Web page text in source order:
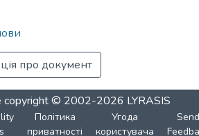
про документ
copyright © 2002-2026 LYRASIS
Політика
приватності
Угода
користувача
Send